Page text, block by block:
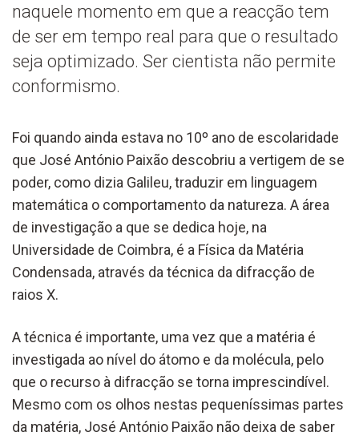
naquele momento em que a reacção tem
de ser em tempo real para que o resultado
seja optimizado. Ser cientista não permite
conformismo.
Foi quando ainda estava no 10º ano de escolaridade
que José António Paixão descobriu a vertigem de se
poder, como dizia Galileu, traduzir em linguagem
matemática o comportamento da natureza. A área
de investigação a que se dedica hoje, na
Universidade de Coimbra, é a Física da Matéria
Condensada, através da técnica da difracção de
raios X.
A técnica é importante, uma vez que a matéria é
investigada ao nível do átomo e da molécula, pelo
que o recurso à difracção se torna imprescindível.
Mesmo com os olhos nestas pequeníssimas partes
da matéria, José António Paixão não deixa de saber